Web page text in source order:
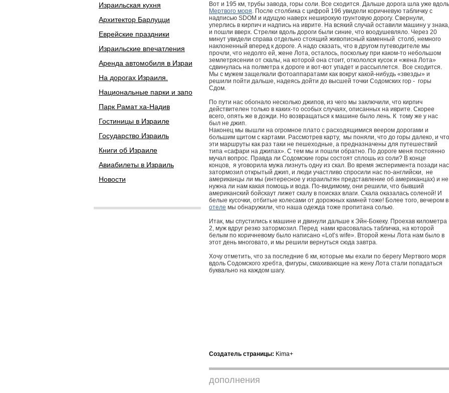
Израильская кухня
Архитектор Барлуцци
Еврейские праздники
Израильские впечатления
Аренда автомобиля в Израи
На дорогах Израиля.
Национальные парки и запо
Парк Рамат ха-Надив
Гостиницы в Израиле
Государство Израиль
Книги об Израиле
Авиабилеты в Израиль
Новости
Вот и 195 км, трубы завода, горы соли. Все сходится. Дальше дорога шла уже вдоль
Мертвого моря. После столбика с цифрой 196 увидели коричневую табличку с
надписью SDOM и идущую наверх неширокую грунтовую дорогу. Свернули,
уперлись в кирпич и надпись на иврите. На всякий случай оставили машину у знака,
и пошли вверх. Стрелки вдоль дороги были синие, что воодушевляло. Через 20
минут увидели справа отдельно стоящий живописный каменный столб, немного
наклоненный вперед к дороге. А надо сказать, что в другом путеводителе мы
прочли, что недолго ей, жене Лота, осталось, поскольку при каком-то небольшом
землетрясении от скалы, на которой она стоит, откололся кусок и «жена Лота»
сдвинулась на полметра к дороге и вот-вот упадет и рассыплется. Все сходится.
Мы с мужем защелкали фотоаппаратами как вокруг какой-нибудь «звезды» и
решили пойти дальше, надеясь дойти до высшей точки Содомских гор - горы
Сдом.
По пути нас обогнало несколько джипов, из чего мы заключили, что кирпич
действителен только в каких-то особых случаях, описанных на иврите. Скорее
всего, опять же в дожди. Но возвращаться к машине было лень. К тому же у нас
был не джип.
Наконец мы вышли на огромное плато с расходящимися веером дорогами и
большим щитом с картами. Рассмотрев карту, мы поняли, что до горы далеко, и что
эти маршруты как раз таки не пешеходные, а предназначены для путешествий
типа «сафари на джипах». С тем мы и пошли обратно. По дороге меня постоянно
мучал вопрос. Правда ли Содомские горы состоят сплошь из соли? В конце
концов, я уговорила мужа лизнуть одну из скал. Во время эксперимента позади нас
затормозил открытый джип, и люди участливо спросили нас по-английски, не
американцы ли мы (интересное у израильтян представление об американцах) и не
нужна ли нам какая помощь и вода. По-видимому, они решили, что бывший
американский бойскаут лижет скалу в поисках влаги. Скала оказалась соленой! И
белые кусочки, отбитые колесами от дорожных камней тоже! Более того, вечером в
отеле мы обнаружили, что наша одежда тоже пропитана солью.
Итак, мы спустились к машине и двинули дальше к Эйн-Бокеку. Проехав километра
2, муж вдруг резко затормозил. Перед нами красовалась табличка, на которой
белым по коричневому было написано «Lot’s wife». Второй жены Лота нам было в
этот день многовато, и мы решили вернуться сюда завтра.
Хочу отметить, что за последние 6 км, которые мы ехали по берегу Мертвого моря
вдоль Содомского хребта, фигуры, смахивающие на жену Лота стали попадаться
буквально на каждом шагу.
Создатель страницы: Kima+
дополнения